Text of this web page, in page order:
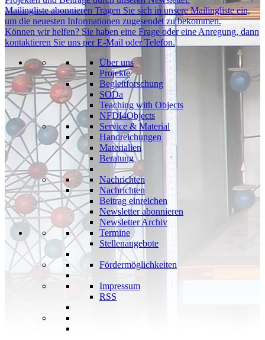
Mailingliste abonnieren Tragen Sie sich in unsere Mailingliste ein,
um die neuesten Informationen zugesendet zu bekommen.
Können wir helfen? Sie haben eine Frage oder eine Anregung, dann
kontaktieren Sie uns per E-Mail oder Telefon.
Über uns
Projekte
Begleitforschung
SODa
Teaching with Objects
NFDI4Objects
Service & Material
Handreichungen
Materialien
Beratung
Nachrichten
Nachrichten
Beitrag einreichen
Newsletter abonnieren
Newsletter Archiv
Termine
Stellenangebote
Fördermöglichkeiten
Impressum
RSS